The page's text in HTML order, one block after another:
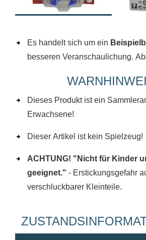
Es handelt sich um ein
besseren Veranschaulichung.
Dieses Produkt ist ein
Erwachsene!
Dieser Artikel ist kein Spielzeug!
ACHTUNG! "Nicht für Kinder
geeignet." - Erstickungsgefahr
verschluckbarer Kleinteile.